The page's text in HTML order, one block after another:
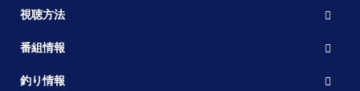
視聴方法
番組情報
釣り情報